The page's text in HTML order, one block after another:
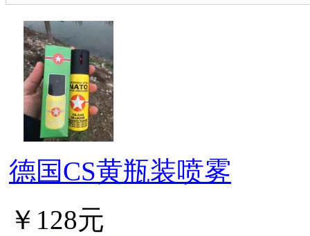
德国CS黄瓶装喷雾
￥128元